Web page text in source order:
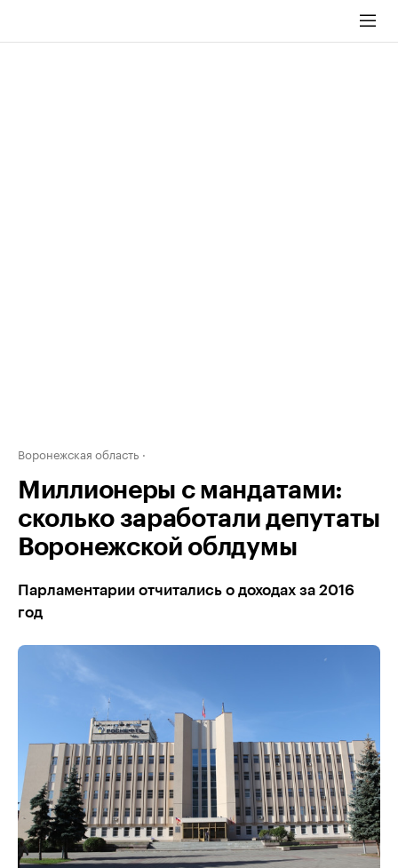
Воронежская область
Миллионеры с мандатами:
сколько заработали депутаты
Воронежской облдумы
Парламентарии отчитались о доходах за 2016
год